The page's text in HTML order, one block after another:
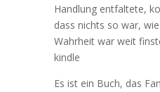
Handlung entfaltete,
dass nichts so war,
Wahrheit war weit
kindle
Es ist ein Buch, das